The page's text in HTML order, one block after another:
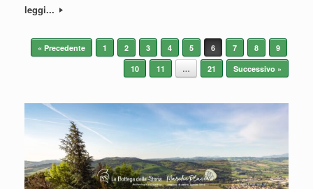
leggi...
Navigazione articolo
« Precedente 1 2 3 4 5 6 7 8
9
10
11 … 21 Successivo »